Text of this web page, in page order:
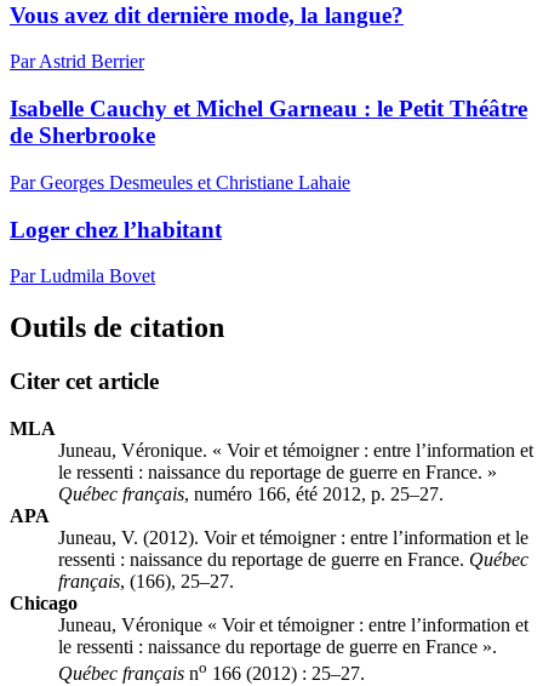
Vous avez dit dernière mode, la langue?
Par Astrid Berrier
Isabelle Cauchy et Michel Garneau : le Petit Théâtre
de Sherbrooke
Par Georges Desmeules et Christiane Lahaie
Loger chez l’habitant
Par Ludmila Bovet
Outils de citation
Citer cet article
MLA
Juneau, Véronique. « Voir et témoigner : entre l’information et
le ressenti : naissance du reportage de guerre en France. »
Québec français, numéro 166, été 2012, p. 25–27.
APA
Juneau, V. (2012). Voir et témoigner : entre l’information et le
ressenti : naissance du reportage de guerre en France. Québec
français, (166), 25–27.
Chicago
Juneau, Véronique « Voir et témoigner : entre l’information et
le ressenti : naissance du reportage de guerre en France ».
Québec français no 166 (2012) : 25–27.